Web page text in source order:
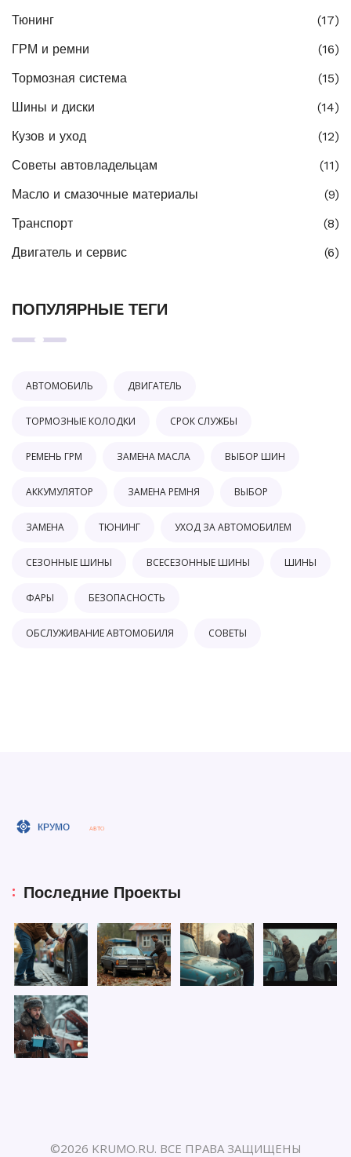
Тюнинг
(17)
ГРМ и ремни
(16)
Тормозная система
(15)
Шины и диски
(14)
Кузов и уход
(12)
Советы автовладельцам
(11)
Масло и смазочные материалы
(9)
Транспорт
(8)
Двигатель и сервис
(6)
ПОПУЛЯРНЫЕ ТЕГИ
АВТОМОБИЛЬ ДВИГАТЕЛЬ
ТОРМОЗНЫЕ КОЛОДКИ СРОК СЛУЖБЫ
РЕМЕНЬ ГРМ ЗАМЕНА МАСЛА ВЫБОР ШИН
АККУМУЛЯТОР ЗАМЕНА РЕМНЯ ВЫБОР
ЗАМЕНА ТЮНИНГ УХОД ЗА АВТОМОБИЛЕМ
СЕЗОННЫЕ ШИНЫ ВСЕСЕЗОННЫЕ ШИНЫ ШИНЫ
ФАРЫ БЕЗОПАСНОСТЬ
ОБСЛУЖИВАНИЕ АВТОМОБИЛЯ СОВЕТЫ
Последние Проекты
©2026 KRUMO.RU. ВСЕ ПРАВА ЗАЩИЩЕНЫ